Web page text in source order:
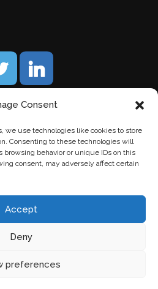
Consent
we use technologies like cookies to store
Consenting to these technologies will
browsing behavior or unique IDs on this
consent, may adversely affect certain
Accept
Deny
preferences
door Chuck's